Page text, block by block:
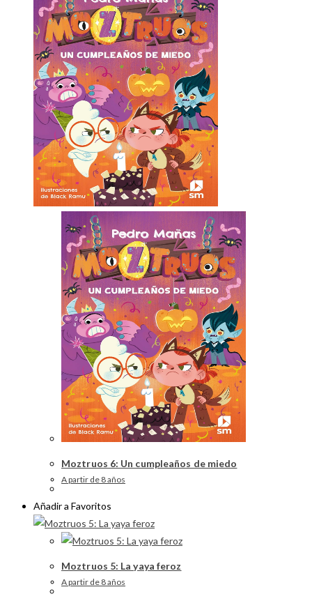
Moztruos 6: Un cumpleaños de miedo
A partir de 8 años
Añadir a Favoritos
Moztruos 5: La yaya feroz
A partir de 8 años